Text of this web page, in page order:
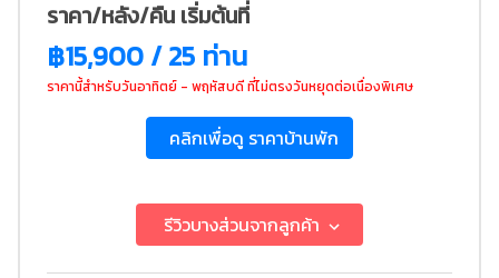
ราคา/หลัง/คืน เริ่มต้นที่
฿15,900 / 25 ท่าน
ราคานี้สำหรับวันอาทิตย์ - พฤหัสบดี ที่ไม่ตรงวันหยุดต่อเนื่องพิเศษ
คลิกเพื่อดู ราคาบ้านพัก
รีวิวบางส่วนจากลูกค้า